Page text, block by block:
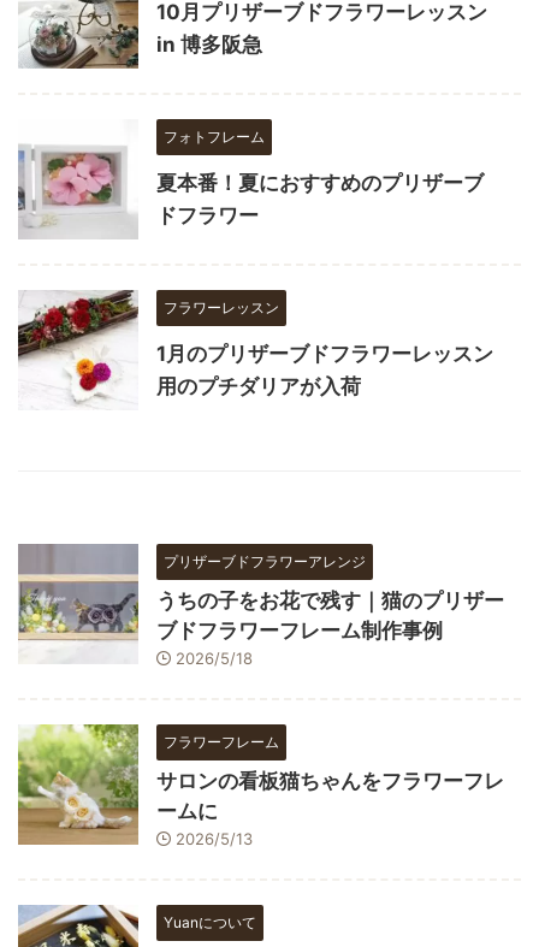
10月プリザーブドフラワーレッスン
in 博多阪急
フォトフレーム
夏本番！夏におすすめのプリザーブ
ドフラワー
フラワーレッスン
1月のプリザーブドフラワーレッスン
用のプチダリアが入荷
プリザーブドフラワーアレンジ
うちの子をお花で残す｜猫のプリザー
ブドフラワーフレーム制作事例
2026/5/18
フラワーフレーム
サロンの看板猫ちゃんをフラワーフレ
ームに
2026/5/13
Yuanについて